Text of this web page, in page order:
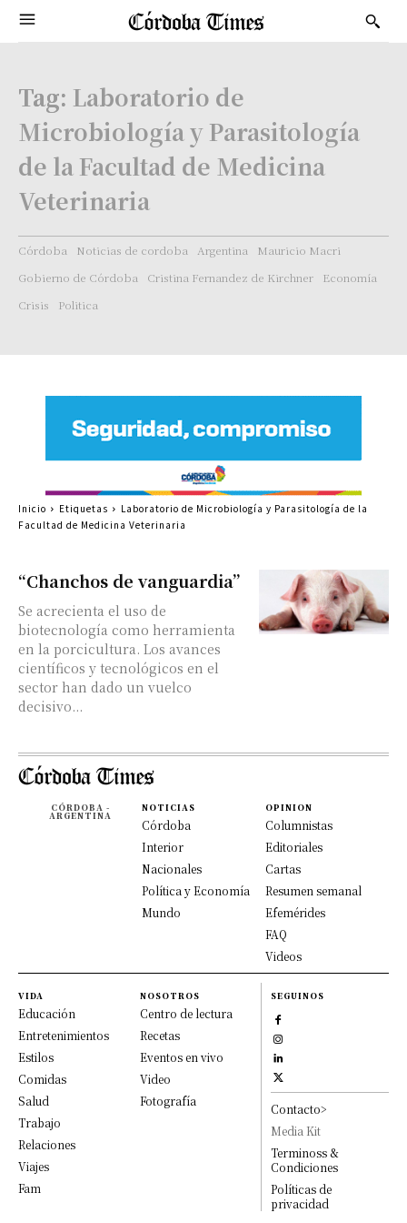
Tag: Laboratorio de
Microbiología y Parasitología
de la Facultad de Medicina
Veterinaria
Córdoba Noticias de cordoba Argentina
Mauricio Macri
Gobierno de Córdoba
Cristina Fernandez de Kirchner
Economía
Crisis
Politica
“Chanchos de vanguardia”
Se acrecienta el uso de
biotecnología como herramienta
en la porcicultura. Los avances
científicos y tecnológicos en el
sector han dado un vuelco
decisivo...
Inicio Etiquetas
Laboratorio de Microbiología y Parasitología de la
Facultad de Medicina Veterinaria
CÓRDOBA -
ARGENTINA
NOTICIAS
Córdoba
Interior
Nacionales
Política y Economía
Mundo
OPINION
Columnistas
Editoriales
Cartas
Resumen semanal
Efemérides
FAQ
Videos
VIDA
Educación
Entretenimientos
Estilos
Comidas
Salud
Trabajo
Relaciones
Viajes
Fam
NOSOTROS
Centro de lectura
Recetas
Eventos en vivo
Video
Fotografía
SEGUINOS
Contacto>
Media Kit
Terminoss &
Condiciones
Políticas de
privacidad